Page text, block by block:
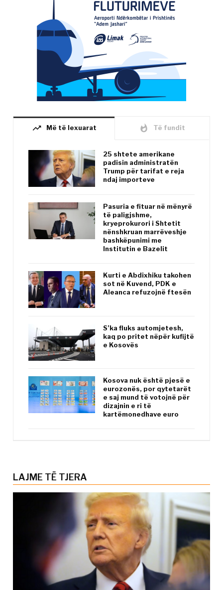
trending_up Më të lexuarat whatshot Të fundit
25 shtete amerikane
padisin administratën
Trump për tarifat e reja
ndaj importeve
Pasuria e fituar në mënyrë
të paligjshme,
kryeprokurori i Shtetit
nënshkruan marrëveshje
bashkëpunimi me
Institutin e Bazelit
Kurti e Abdixhiku takohen
sot në Kuvend, PDK e
Aleanca refuzojnë ftesën
S’ka fluks automjetesh,
kaq po pritet nëpër kufijtë
e Kosovës
Kosova nuk është pjesë e
eurozonës, por qytetarët
e saj mund të votojnë për
dizajnin e ri të
kartëmonedhave euro
LAJME TË TJERA